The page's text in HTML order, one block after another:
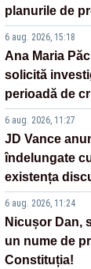
planurile de
6 aug. 2026, 15:18
Ana Maria
solicită
perioadă de
6 aug. 2026, 11:27
JD Vance
îndelungate
existența
6 aug. 2026, 11:24
Nicușor Dan,
un nume de
Constituția!